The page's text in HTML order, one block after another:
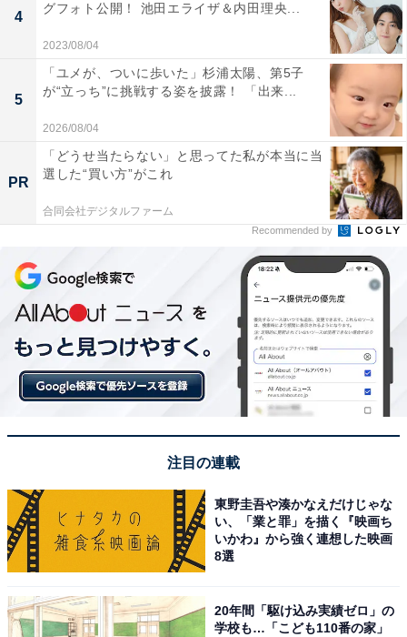
4
グフォト公開！ 池田エライザ＆内田理央...
2023/08/04
5
「ユメが、ついに歩いた」杉浦太陽、第5子
が“立っち”に挑戦する姿を披露！ 「出来...
2026/08/04
PR
「どうせ当たらない」と思ってた私が本当に当
選した“買い方”がこれ
合同会社デジタルファーム
Recommended by
注目の連載
東野圭吾や湊かなえだけじゃな
い、「業と罪」を描く『映画ち
いかわ』から強く連想した映画
8選
20年間「駆け込み実績ゼロ」の
学校も…「こども110番の家」